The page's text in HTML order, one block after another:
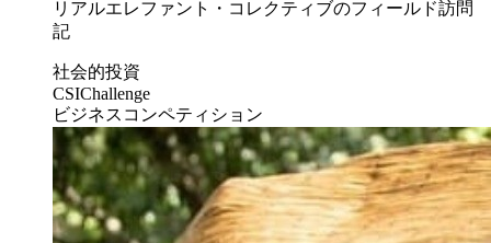
リアルエレファント・コレクティブのフィールド訪問
記
社会的投資
CSIChallenge
ビジネスコンペティション